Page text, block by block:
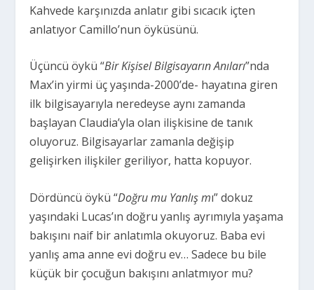
Kahvede karşınızda anlatır gibi sıcacık içten
anlatıyor Camillo’nun öyküsünü.
Üçüncü öykü “Bir Kişisel Bilgisayarın Anıları”nda
Max’in yirmi üç yaşında-2000’de- hayatına giren
ilk bilgisayarıyla neredeyse aynı zamanda
başlayan Claudia’yla olan ilişkisine de tanık
oluyoruz. Bilgisayarlar zamanla değişip
gelişirken ilişkiler geriliyor, hatta kopuyor.
Dördüncü öykü “Doğru mu Yanlış mı” dokuz
yaşındaki Lucas’ın doğru yanlış ayrımıyla yaşama
bakışını naif bir anlatımla okuyoruz. Baba evi
yanlış ama anne evi doğru ev… Sadece bu bile
küçük bir çocuğun bakışını anlatmıyor mu?